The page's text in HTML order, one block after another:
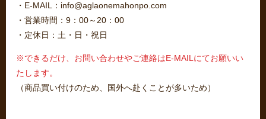
・E-MAIL：info@aglaonemahonpo.com
・営業時間：9：00～20：00
・定休日：土・日・祝日
※できるだけ、お問い合わせやご連絡はE-MAILにてお願いい
たします。
（商品買い付けのため、国外へ赴くことが多いため）